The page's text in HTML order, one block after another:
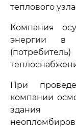
теплового
Компания
энергии в
При
компании
здания